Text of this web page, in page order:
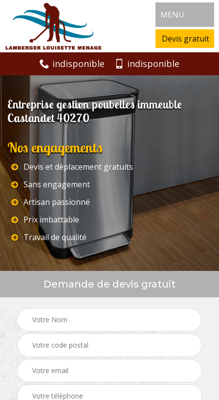
MENU
Devis gratuit
indisponible indisponible
Entreprise gestion poubelles immeuble
Castandet 40270
Nos engagements
Devis et déplacement gratuits
Sans engagement
Artisan passionné
Prix imbattable
Travail de qualité
Demande de devis gratuit